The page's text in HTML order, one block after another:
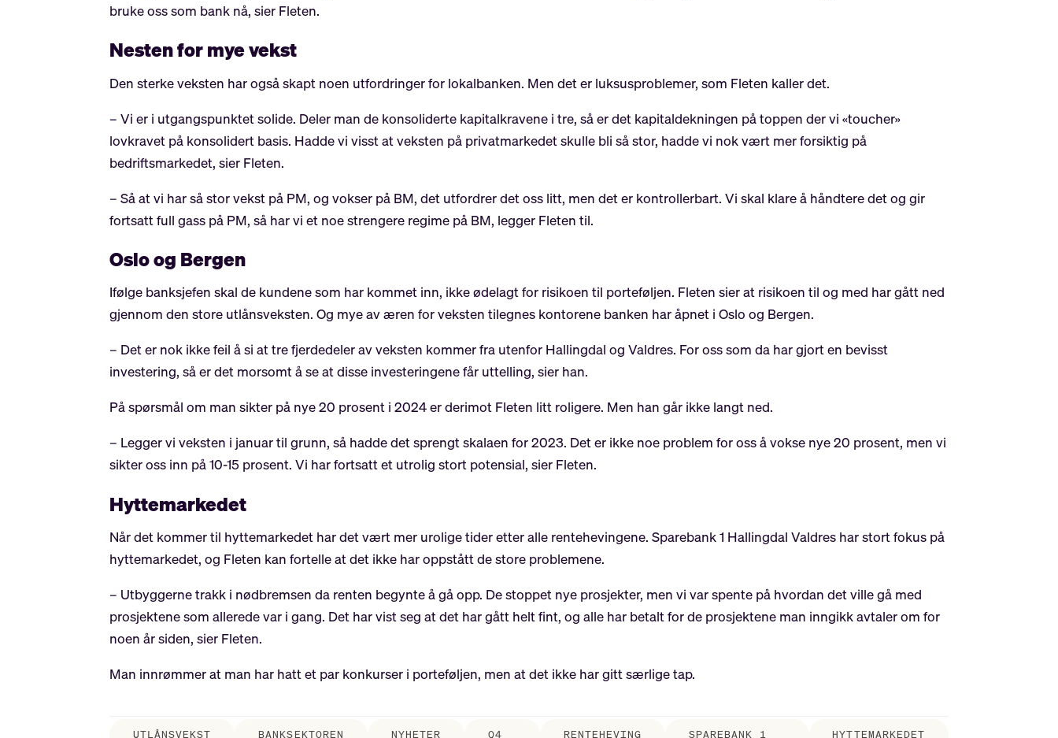
bruke oss som bank nå, sier Fleten.
Nesten for mye vekst
Den sterke veksten har også skapt noen utfordringer for lokalbanken. Men det er luksusproblemer, som Fleten kaller det.
– Vi er i utgangspunktet solide. Deler man de konsoliderte kapitalkravene i tre, så er det kapitaldekningen på toppen der vi «toucher»
lovkravet på konsolidert basis. Hadde vi visst at veksten på privatmarkedet skulle bli så stor, hadde vi nok vært mer forsiktig på
bedriftsmarkedet, sier Fleten.
– Så at vi har så stor vekst på PM, og vokser på BM, det utfordrer det oss litt, men det er kontrollerbart. Vi skal klare å håndtere det og gir
fortsatt full gass på PM, så har vi et noe strengere regime på BM, legger Fleten til.
Oslo og Bergen
Ifølge banksjefen skal de kundene som har kommet inn, ikke ødelagt for risikoen til porteføljen. Fleten sier at risikoen til og med har gått ned
gjennom den store utlånsveksten. Og mye av æren for veksten tilegnes kontorene banken har åpnet i Oslo og Bergen.
– Det er nok ikke feil å si at tre fjerdedeler av veksten kommer fra utenfor Hallingdal og Valdres. For oss som da har gjort en bevisst
investering, så er det morsomt å se at disse investeringene får uttelling, sier han.
På spørsmål om man sikter på nye 20 prosent i 2024 er derimot Fleten litt roligere. Men han går ikke langt ned.
– Legger vi veksten i januar til grunn, så hadde det sprengt skalaen for 2023. Det er ikke noe problem for oss å vokse nye 20 prosent, men vi
sikter oss inn på 10-15 prosent. Vi har fortsatt et utrolig stort potensial, sier Fleten.
Hyttemarkedet
Når det kommer til hyttemarkedet har det vært mer urolige tider etter alle rentehevingene. Sparebank 1 Hallingdal Valdres har stort fokus på
hyttemarkedet, og Fleten kan fortelle at det ikke har oppstått de store problemene.
– Utbyggerne trakk i nødbremsen da renten begynte å gå opp. De stoppet nye prosjekter, men vi var spente på hvordan det ville gå med
prosjektene som allerede var i gang. Det har vist seg at det har gått helt fint, og alle har betalt for de prosjektene man inngikk avtaler om for
noen år siden, sier Fleten.
Man innrømmer at man har hatt et par konkurser i porteføljen, men at det ikke har gitt særlige tap.
UTLÅNSVEKST BANKSEKTOREN NYHETER Q4 RENTEHEVING SPAREBANK 1 HYTTEMARKEDET